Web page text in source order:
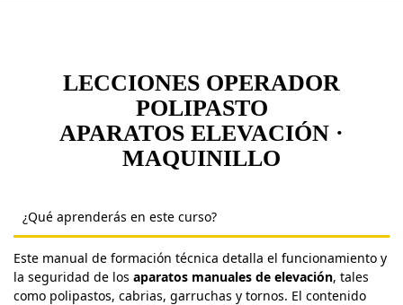
LECCIONES OPERADOR
POLIPASTO
APARATOS ELEVACIÓN ·
MAQUINILLO
¿Qué aprenderás en este curso?
Este manual de formación técnica detalla el funcionamiento y
la seguridad de los aparatos manuales de elevación, tales
como polipastos, cabrias, garruchas y tornos. El contenido